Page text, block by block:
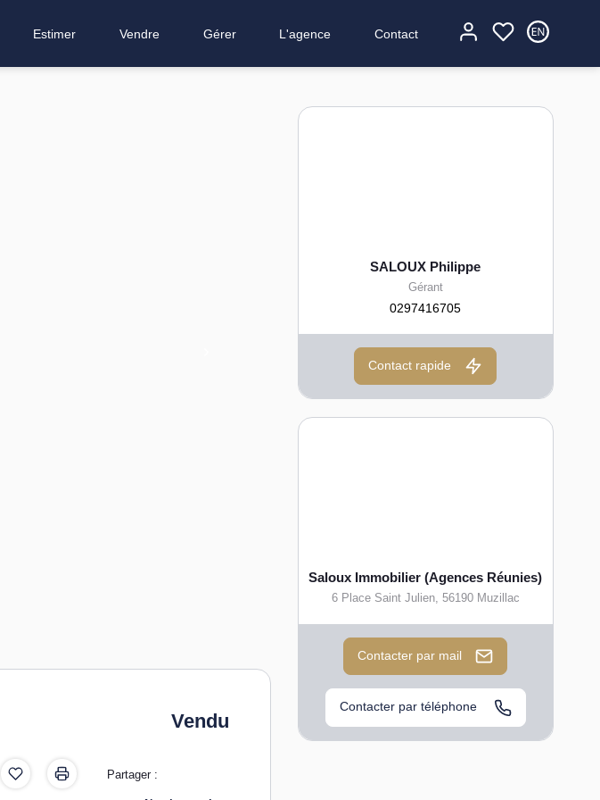
Estimer Vendre Gérer L'agence Contact
Vendu
Partager :
SALOUX Philippe
Gérant
0297416705
Contact rapide
Saloux Immobilier (Agences Réunies)
6 Place Saint Julien, 56190 Muzillac
Contacter par mail
Contacter par téléphone